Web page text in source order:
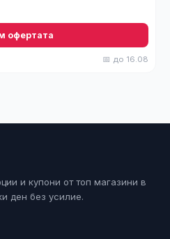
офертата
📅 до 16.08
и купони от топ магазини в
ден без усилие.